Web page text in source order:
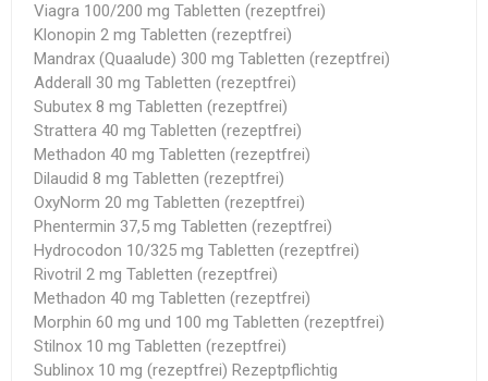
Viagra 100/200 mg Tabletten (rezeptfrei)
Klonopin 2 mg Tabletten (rezeptfrei)
Mandrax (Quaalude) 300 mg Tabletten (rezeptfrei)
Adderall 30 mg Tabletten (rezeptfrei)
Subutex 8 mg Tabletten (rezeptfrei)
Strattera 40 mg Tabletten (rezeptfrei)
Methadon 40 mg Tabletten (rezeptfrei)
Dilaudid 8 mg Tabletten (rezeptfrei)
OxyNorm 20 mg Tabletten (rezeptfrei)
Phentermin 37,5 mg Tabletten (rezeptfrei)
Hydrocodon 10/325 mg Tabletten (rezeptfrei)
Rivotril 2 mg Tabletten (rezeptfrei)
Methadon 40 mg Tabletten (rezeptfrei)
Morphin 60 mg und 100 mg Tabletten (rezeptfrei)
Stilnox 10 mg Tabletten (rezeptfrei)
Sublinox 10 mg (rezeptfrei) Rezeptpflichtig